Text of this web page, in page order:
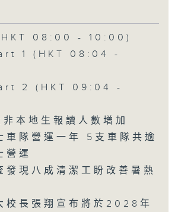
08:00 - 10:00)
1 (HKT 08:04 -
2 (HKT 09:04 -
本地生報讀人數增加
隊營運一年 5支車隊共逾
營運
現八成清潔工盼改善暑熱
長張翔宣布將於2028年